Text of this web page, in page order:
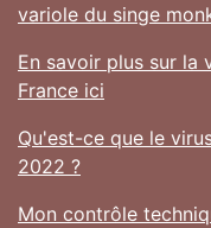
variole du singe
En savoir plus sur la
France ici
Qu'est-ce que le
2022 ?
Mon contrôle